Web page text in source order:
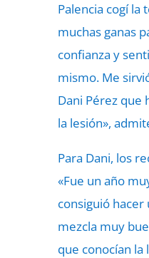
Palencia cogí la
muchas ganas
confianza y
mismo. Me
Dani Pérez que
la lesión»,
Para Dani, los
«Fue un año
consiguió hacer
mezcla muy
que conocían la